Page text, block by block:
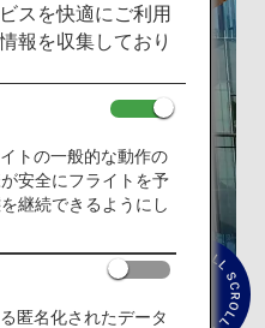
スを快適にご利用
報を収集しており
トの一般的な動作の
安全にフライトを予
継続できるようにし
匿名化されたデータ